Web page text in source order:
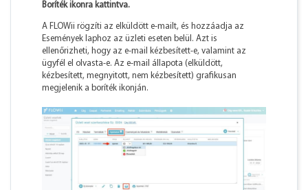
Boríték ikonra kattintva.
A FLOWii rögzíti az elküldött e-mailt, és hozzáadja az
Események laphoz az üzleti eseten belül. Azt is
ellenőrizheti, hogy az e-mail kézbesített-e, valamint az
ügyfél el olvasta-e. Az e-mail állapota (elküldött,
kézbesített, megnyitott, nem kézbesített) grafikusan
megjelenik a boríték ikonján.